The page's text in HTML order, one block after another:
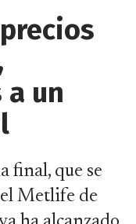
a un
final, que se
Metlife de